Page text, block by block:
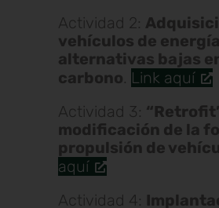
Actividad 2:
vehículos de energía
alternativas bajas
carbono. Link aquí
Actividad 3:
modificación de la
propulsión de
aquí
Actividad 4: